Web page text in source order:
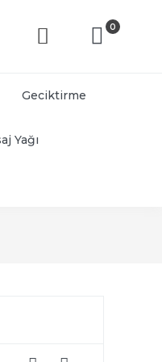
0
Geciktirme
Yağı